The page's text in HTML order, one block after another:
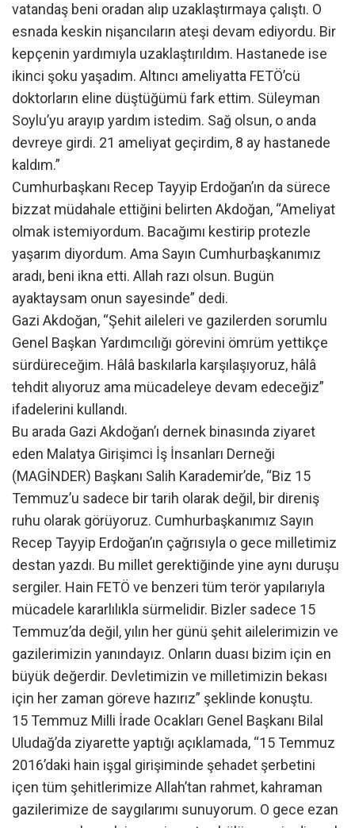
vatandaş beni oradan alıp uzaklaştırmaya çalıştı. O
esnada keskin nişancıların ateşi devam ediyordu. Bir
kepçenin yardımıyla uzaklaştırıldım. Hastanede ise
ikinci şoku yaşadım. Altıncı ameliyatta FETÖ’cü
doktorların eline düştüğümü fark ettim. Süleyman
Soylu’yu arayıp yardım istedim. Sağ olsun, o anda
devreye girdi. 21 ameliyat geçirdim, 8 ay hastanede
kaldım.”
Cumhurbaşkanı Recep Tayyip Erdoğan’ın da sürece
bizzat müdahale ettiğini belirten Akdoğan, “Ameliyat
olmak istemiyordum. Bacağımı kestirip protezle
yaşarım diyordum. Ama Sayın Cumhurbaşkanımız
aradı, beni ikna etti. Allah razı olsun. Bugün
ayaktaysam onun sayesinde” dedi.
Gazi Akdoğan, “Şehit aileleri ve gazilerden sorumlu
Genel Başkan Yardımcılığı görevini ömrüm yettikçe
sürdüreceğim. Hâlâ baskılarla karşılaşıyoruz, hâlâ
tehdit alıyoruz ama mücadeleye devam edeceğiz”
ifadelerini kullandı.
Bu arada Gazi Akdoğan’ı dernek binasında ziyaret
eden Malatya Girişimci İş İnsanları Derneği
(MAGİNDER) Başkanı Salih Karademir’de, “Biz 15
Temmuz’u sadece bir tarih olarak değil, bir direniş
ruhu olarak görüyoruz. Cumhurbaşkanımız Sayın
Recep Tayyip Erdoğan’ın çağrısıyla o gece milletimiz
destan yazdı. Bu millet gerektiğinde yine aynı duruşu
sergiler. Hain FETÖ ve benzeri tüm terör yapılarıyla
mücadele kararlılıkla sürmelidir. Bizler sadece 15
Temmuz’da değil, yılın her günü şehit ailelerimizin ve
gazilerimizin yanındayız. Onların duası bizim için en
büyük değerdir. Devletimizin ve milletimizin bekası
için her zaman göreve hazırız” şeklinde konuştu.
15 Temmuz Milli İrade Ocakları Genel Başkanı Bilal
Uludağ’da ziyarette yaptığı açıklamada, “15 Temmuz
2016’daki hain işgal girişiminde şehadet şerbetini
içen tüm şehitlerimize Allah’tan rahmet, kahraman
gazilerimize de saygılarımı sunuyorum. O gece ezan